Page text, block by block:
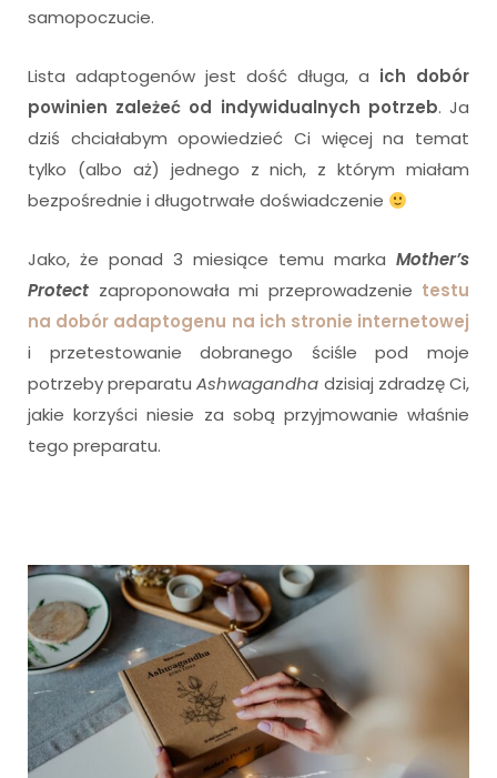
samopoczucie.
Lista adaptogenów jest dość długa, a ich dobór
powinien zależeć od indywidualnych potrzeb. Ja
dziś chciałabym opowiedzieć Ci więcej na temat
tylko (albo aż) jednego z nich, z którym miałam
bezpośrednie i długotrwałe doświadczenie
Jako, że ponad 3 miesiące temu marka Mother’s
Protect zaproponowała mi przeprowadzenie testu
na dobór adaptogenu na ich stronie internetowej
i przetestowanie dobranego ściśle pod moje
potrzeby preparatuAshwagandha dzisiaj zdradzę Ci,
jakie korzyści niesie za sobą przyjmowanie właśnie
tego preparatu.